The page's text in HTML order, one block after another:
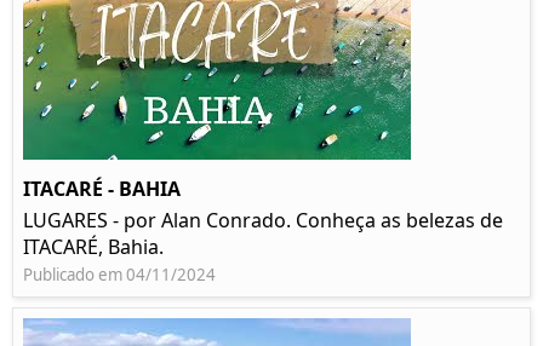
ITACARÉ - BAHIA
LUGARES - por Alan Conrado. Conheça as belezas de
ITACARÉ, Bahia.
Publicado em 04/11/2024